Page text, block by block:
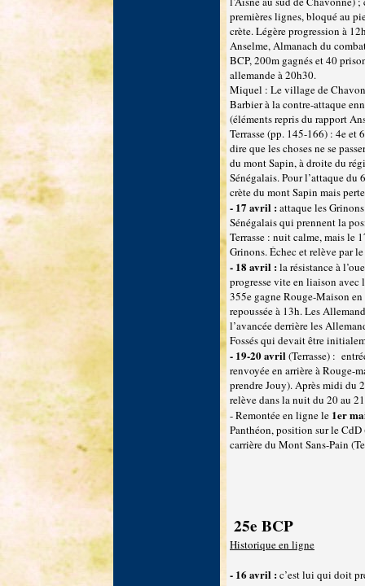
premières lignes, bloqué au
crète. Légère progression à
Anselme, Almanach du
BCP, 200m gagnés et 40
allemande à 20h30.
Miquel : Le village de
Barbier à la contre-attaque
(éléments repris du rapport
Terrasse (pp. 145-166) : 4e
dire que les choses ne se
du mont Sapin, à droite du
Sénégalais. Pour l’attaque
crète du mont Sapin mais
- 17 avril :attaque les
Sénégalais qui prennent la
Terrasse : nuit calme, mais le
Grinons. Échec et relève par
- 18 avril :la résistance à
progresse vite en liaison avec
355e gagne Rouge-Maison
repoussée à 13h. Les
l’avancée derrière les
Fossés qui devait être
- 19-20 avril(Terrasse) :
renvoyée en arrière à Rouge-
prendre Jouy). Après midi du
relève dans la nuit du 20 au
- Remontée en ligne le 1er
Panthéon, position sur le
carrière du Mont Sans-Pain
25e BCP
Historique en ligne
- 16 avril :c’est lui qui doit